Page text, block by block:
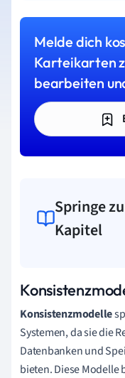
Melde dich
Karteikarten
bearbeiten
Springe
Kapitel
Konsistenzmodelle
Systemen, da sie die
Datenbanken und
bieten. Diese Modelle